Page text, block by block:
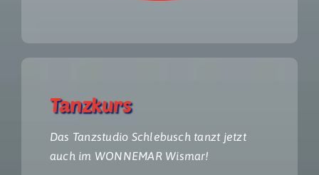
Tanzkurs
Das Tanzstudio Schlebusch tanzt jetzt
auch im WONNEMAR Wismar!